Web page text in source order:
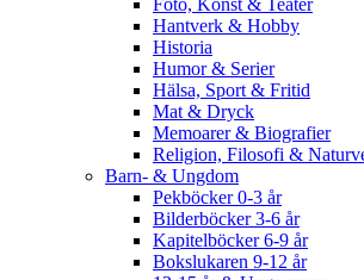
Foto, Konst & Teater
Hantverk & Hobby
Historia
Humor & Serier
Hälsa, Sport & Fritid
Mat & Dryck
Memoarer & Biografier
Religion, Filosofi &
Barn- & Ungdom
Pekböcker 0-3 år
Bilderböcker 3-6 år
Kapitelböcker 6-9 år
Bokslukaren 9-12 år